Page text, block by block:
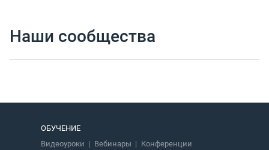
Наши сообщества
ОБУЧЕНИЕ
Видеоуроки
Вебинары Конференции